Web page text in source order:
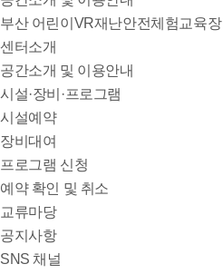
부산 어린이VR재난안전체험교육장
센터소개
공간소개 및 이용안내
시설·장비·프로그램
시설예약
장비대여
프로그램 신청
예약 확인 및 취소
교류마당
공지사항
SNS 채널